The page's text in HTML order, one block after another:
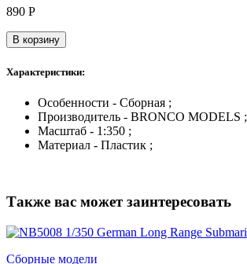
890 Р
В корзину
Характеристики:
Особенности - Сборная ;
Производитель - BRONCO MODELS ;
Масштаб - 1:350 ;
Материал - Пластик ;
Также вас может заинтересовать
Сборные модели